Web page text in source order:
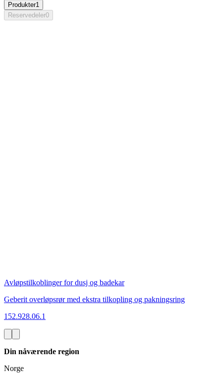
Produkter1
Reservedeler0
Avløpstilkoblinger for dusj og badekar
Geberit overløpsrør med ekstra tilkopling og pakningsring
152.928.06.1
Din nåværende region
Norge